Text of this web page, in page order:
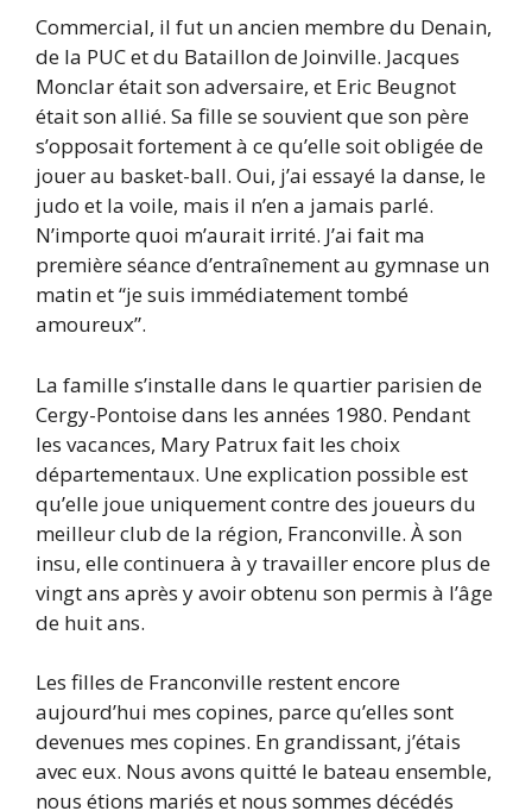
Commercial, il fut un ancien membre du Denain,
de la PUC et du Bataillon de Joinville. Jacques
Monclar était son adversaire, et Eric Beugnot
était son allié. Sa fille se souvient que son père
s’opposait fortement à ce qu’elle soit obligée de
jouer au basket-ball. Oui, j’ai essayé la danse, le
judo et la voile, mais il n’en a jamais parlé.
N’importe quoi m’aurait irrité. J’ai fait ma
première séance d’entraînement au gymnase un
matin et “je suis immédiatement tombé
amoureux”.
La famille s’installe dans le quartier parisien de
Cergy-Pontoise dans les années 1980. Pendant
les vacances, Mary Patrux fait les choix
départementaux. Une explication possible est
qu’elle joue uniquement contre des joueurs du
meilleur club de la région, Franconville. À son
insu, elle continuera à y travailler encore plus de
vingt ans après y avoir obtenu son permis à l’âge
de huit ans.
Les filles de Franconville restent encore
aujourd’hui mes copines, parce qu’elles sont
devenues mes copines. En grandissant, j’étais
avec eux. Nous avons quitté le bateau ensemble,
nous étions mariés et nous sommes décédés